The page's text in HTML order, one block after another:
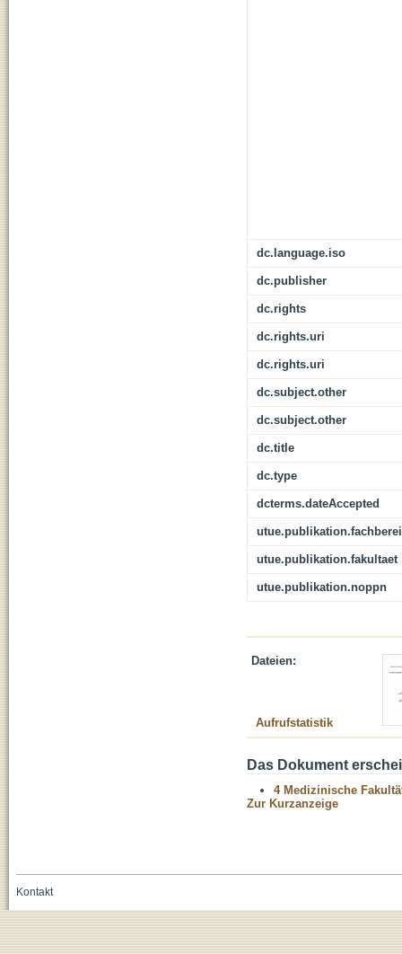
dc.language.iso
dc.publisher
dc.rights
dc.rights.uri
dc.rights.uri
dc.subject.other
dc.subject.other
dc.title
dc.type
dcterms.dateAccepted
utue.publikation.fakultaet
utue.publikation.noppn
Dateien:
Aufrufstatistik
Das Dokument
4 Medizinische
Zur Kurzanzeige
Kontakt